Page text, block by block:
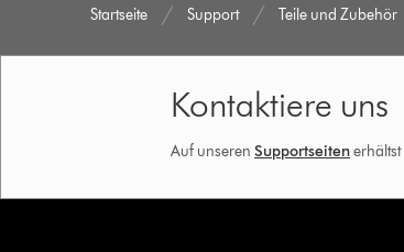
Startseite Support Teile und Zubehör
Kontaktiere uns
Auf unseren Supportseiten